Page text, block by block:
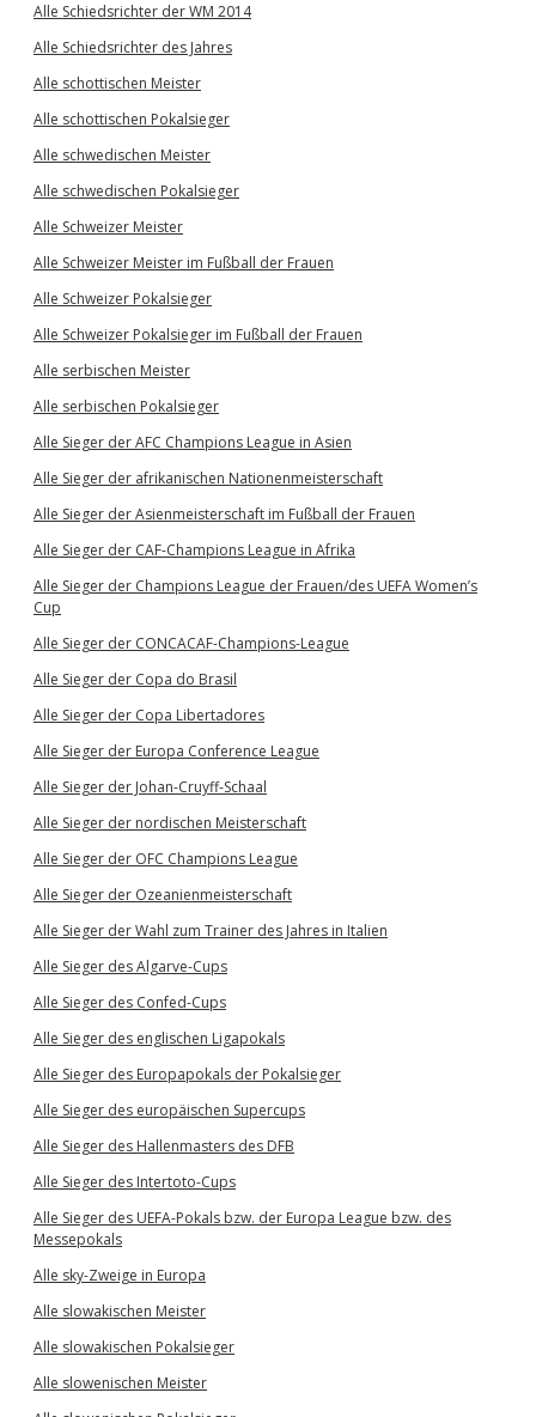
Alle Schiedsrichter der WM 2014
Alle Schiedsrichter des Jahres
Alle schottischen Meister
Alle schottischen Pokalsieger
Alle schwedischen Meister
Alle schwedischen Pokalsieger
Alle Schweizer Meister
Alle Schweizer Meister im Fußball der Frauen
Alle Schweizer Pokalsieger
Alle Schweizer Pokalsieger im Fußball der Frauen
Alle serbischen Meister
Alle serbischen Pokalsieger
Alle Sieger der AFC Champions League in Asien
Alle Sieger der afrikanischen Nationenmeisterschaft
Alle Sieger der Asienmeisterschaft im Fußball der Frauen
Alle Sieger der CAF-Champions League in Afrika
Alle Sieger der Champions League der Frauen/des UEFA Women’s
Cup
Alle Sieger der CONCACAF-Champions-League
Alle Sieger der Copa do Brasil
Alle Sieger der Copa Libertadores
Alle Sieger der Europa Conference League
Alle Sieger der Johan-Cruyff-Schaal
Alle Sieger der nordischen Meisterschaft
Alle Sieger der OFC Champions League
Alle Sieger der Ozeanienmeisterschaft
Alle Sieger der Wahl zum Trainer des Jahres in Italien
Alle Sieger des Algarve-Cups
Alle Sieger des Confed-Cups
Alle Sieger des englischen Ligapokals
Alle Sieger des Europapokals der Pokalsieger
Alle Sieger des europäischen Supercups
Alle Sieger des Hallenmasters des DFB
Alle Sieger des Intertoto-Cups
Alle Sieger des UEFA-Pokals bzw. der Europa League bzw. des
Messepokals
Alle sky-Zweige in Europa
Alle slowakischen Meister
Alle slowakischen Pokalsieger
Alle slowenischen Meister